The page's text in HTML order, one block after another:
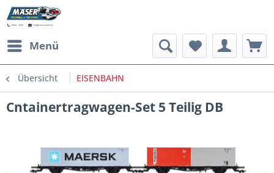
Menü
Übersicht EISENBAHN
Cntainertragwagen-Set 5 Teilig DB